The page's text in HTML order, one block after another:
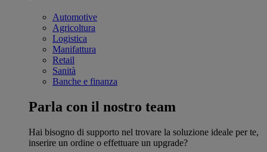
Automotive
Agricoltura
Logistica
Manifattura
Retail
Sanità
Banche e finanza
Parla con il nostro team
Hai bisogno di supporto nel trovare la soluzione ideale per te,
inserire un ordine o effettuare un upgrade?